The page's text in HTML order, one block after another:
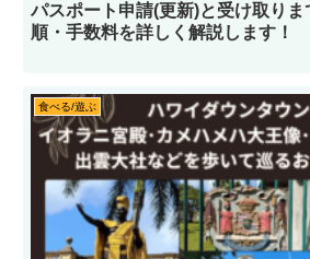
パスポート申請(更新)と受け取り
順・手数料を詳しく解説します！
食べる/遊ぶ